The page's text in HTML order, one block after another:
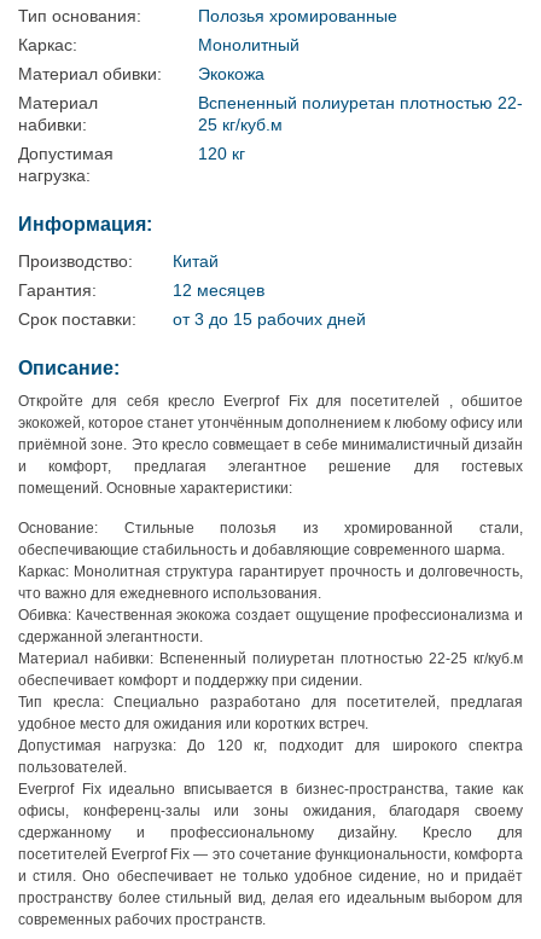
Тип основания:
Полозья хромированные
Каркас:
Монолитный
Материал обивки:
Экокожа
Материал
набивки:
Вспененный полиуретан плотностью 22-
25 кг/куб.м
Допустимая
нагрузка:
120 кг
Информация:
Производство:
Китай
Гарантия:
12 месяцев
Срок поставки:
от 3 до 15 рабочих дней
Описание:
Откройте для себя кресло Everprof Fix для посетителей , обшитое
экокожей, которое станет утончённым дополнением к любому офису или
приёмной зоне. Это кресло совмещает в себе минималистичный дизайн
и комфорт, предлагая элегантное решение для гостевых
помещений. Основные характеристики:
Основание: Стильные полозья из хромированной стали,
обеспечивающие стабильность и добавляющие современного шарма.
Каркас: Монолитная структура гарантирует прочность и долговечность,
что важно для ежедневного использования.
Обивка: Качественная экокожа создает ощущение профессионализма и
сдержанной элегантности.
Материал набивки: Вспененный полиуретан плотностью 22-25 кг/куб.м
обеспечивает комфорт и поддержку при сидении.
Тип кресла: Специально разработано для посетителей, предлагая
удобное место для ожидания или коротких встреч.
Допустимая нагрузка: До 120 кг, подходит для широкого спектра
пользователей.
Everprof Fix идеально вписывается в бизнес-пространства, такие как
офисы, конференц-залы или зоны ожидания, благодаря своему
сдержанному и профессиональному дизайну. Кресло для
посетителей Everprof Fix — это сочетание функциональности, комфорта
и стиля. Оно обеспечивает не только удобное сидение, но и придаёт
пространству более стильный вид, делая его идеальным выбором для
современных рабочих пространств.